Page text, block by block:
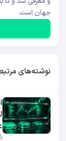
جهان است.
نوشته‌های